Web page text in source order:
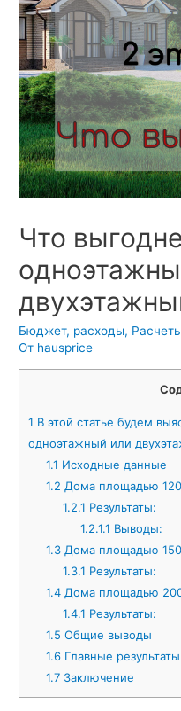
Что
Бюджет, расходы,
От hausprice
1 В этой статье будем
одноэтажный или
1.1 Исходные данные
1.2 Дома площадью
1.2.1 Результаты:
1.2.1.1 Выводы:
1.3Дома площадью
1.3.1 Результаты:
1.4Дома площадью
1.4.1 Результаты:
1.5 Общие выводы
1.6Главные результаты
1.7Заключение